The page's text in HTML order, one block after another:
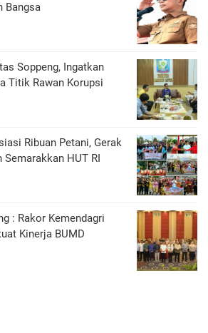
Bangsa
Soppeng, Ingatkan
Titik Rawan Korupsi
Ribuan Petani, Gerak
HUT RI
: Rakor Kemendagri
Kinerja BUMD